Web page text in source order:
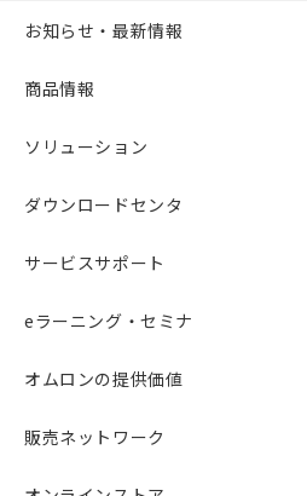
お知らせ・最新情報
商品情報
ソリューション
ダウンロードセンタ
サービスサポート
eラーニング・セミナ
オムロンの提供価値
販売ネットワーク